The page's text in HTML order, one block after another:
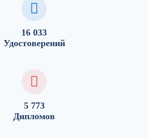
16 033
Удостоверений
5 773
Дипломов